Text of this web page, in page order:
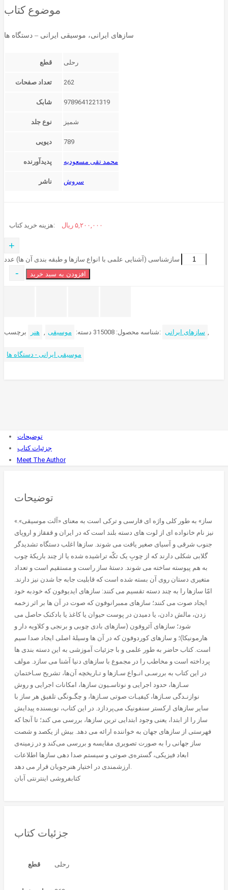
موضوع کتاب
سازهای ایرانی، موسیقی ایرانی – دستگاه ها
قطع رحلی
تعداد صفحات 262
شابک 9789641221319
نوع جلد شمیز
دیویی 789
پدیدآورنده محمد تقی مسعودیه
ناشر سروش
هزینه خرید کتاب: ۵,۲۰۰,۰۰۰ ریال
+
سازشناسی (آشنایی علمی با انواع سازها و طبقه بندی آن ها) عدد
- افزودن به سبد خرید
شناسه محصول: 315008 دسته: موسیقی هنر برچسب: سازهای ایرانی
موسیقی ایرانی - دستگاه ها
توضیحات
جزئیات کتاب
Meet The Author
توضیحات
«ساز» به طور کلی واژه ای فارسی و ترکی است به معنای «آلت موسیقی».
نیز نام خانواده ای از لوت های دسته بلند است که در ایران و قفقاز و اروپای
جنوب شرقی و آسیای صغیر یافت می شوند. سازها اغلب دستگاه تشدیدگر
گلابی شکلی دارند که از چوبِ یک تکّه تراشیده شده یا از چند باریکۀ چوب
به هم پیوسته ساخته می شوند. دستۀ ساز راست و مستقیم است و تعداد
متغیری دستان روی آن بسته شده است که قابلیت جابه جا شدن نیز دارند.
امّا سازها را به چند دسته تقسیم می کنند: سازهای ایدیوفون که خودبه خود
ایجاد صوت می کنند؛ سازهای ممبرانوفون که صوت در آن ها بر اثر زخمه
زدن، مالش دادن، یا دمیدن در پوست حیوان یا کاغذ یا بادکنک حاصل می
شود؛ سازهای آئروفون (سازهای بادی چوبی و برنجی و کلاویه دار و
هارمونیکا)؛ و سازهای کوردوفون که در آن ها وسیلۀ اصلی ایجاد صدا سیم
است. کتاب حاضر به طور علمی و با جزئیات آموزشی به این دسته بندی ها
پرداخته است و مخاطب را در مجموع با سازهای دنیا آشنا می سازد. مولف
در این کتاب به بررسـی انـواع سـازها و تـاریخچه آن‌ها، تشریح سـاختمان
سـازها، حدود اجرایی و نوتاسـیون سازها، امکانات اجرایی و روش
نوازنـدگی سـازها، کیفیـات صوتی سـازها، و چگـونگی تلفیق هر ساز با
سایر سازهای ارکستر سنفونیک می‌پردازد. در این کتاب، نویسنده پیدایش
ساز را از ابتدا، یعنی وجود ابتدایی ترین سازها، بررسی می کند؛ تا آنجا که
فهرستی از سازهای جهان به خواننده ارائه می دهد. بیش از یکصد و شصت
ساز جهانی را به صورت تصویری مقایسه و بررسی می‌کند و در زمینه‌ی
ابعاد فیزیکی، گستره‌ی صوتی و سیستم صدا دهی سازها اطلاعات
ارزشمندی در اختیار هنرجویان قرار می دهد.
کتابفروشی اینترنتی آبان
جزئیات کتاب
قطع رحلی